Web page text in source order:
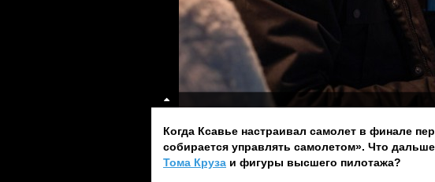
Когда Ксавье настраивал самолет в финале
собирается управлять самолетом». Что
Тома Круза и фигуры высшего пилотажа?